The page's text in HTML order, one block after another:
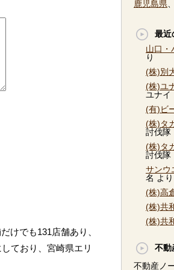
けでも131店舗あり、
ており、宮崎県エリ
鹿児島県
最近
山口・
り
(株)別
(株)ユ
ユナイ
(有)ビ
(株)タ
討伐隊
(株)タ
討伐隊
サンウ
名 より
(株)高
(株)共
(株)共
不動
不動産ノ